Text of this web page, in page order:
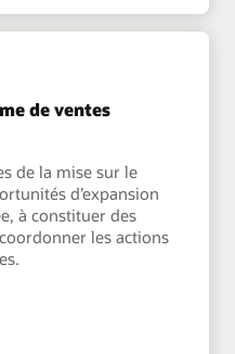
de ventes
de la mise sur le
d’expansion
à constituer des
les actions